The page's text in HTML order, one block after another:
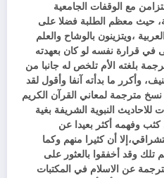
مع الوقفات الجامعية
حيث معظم الطلبة فضلا على
،ويتزينون بالوشاح والعلم
في قرارة نفسه لو كان بعهدته
بلغته الأم تلخص له جانبا من
وأكرر ما بدأته آنفا وأقول لقد
مترجمة لمعاني القرآن الكريم
للاحاديث النبوية الشريفة بغية
كثب وفهمه أكثر بعيدا عن
أن كثيرا منهم وكما
وقد أخفقوا بالعثور على
عن الاسلام في المكتبات